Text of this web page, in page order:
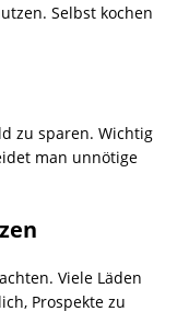
Selbst kochen
zu sparen. Wichtig
man unnötige
Viele Läden
Prospekte zu